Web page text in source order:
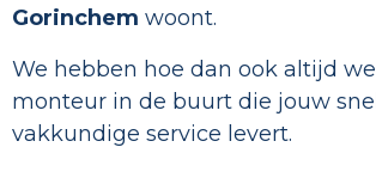
Gorinchem woont.
We hebben hoe dan ook altijd
monteur in de buurt die jouw
vakkundige service levert.